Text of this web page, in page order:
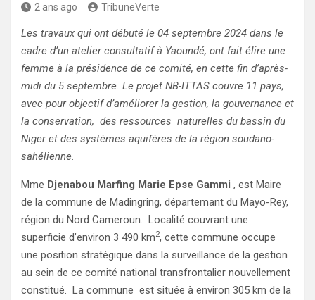
2 ans ago TribuneVerte
Les travaux qui ont débuté le 04 septembre 2024 dans le
cadre d’un atelier consultatif à Yaoundé, ont fait élire une
femme à la présidence de ce comité, en cette fin d’après-
midi du 5 septembre. Le projet NB-ITTAS couvre 11 pays,
avec pour objectif d’améliorer la gestion, la gouvernance et
la conservation, des ressources naturelles du bassin du
Niger et des systèmes aquifères de la région soudano-
sahélienne.
Mme Djenabou Marfing Marie Epse Gammi , est Maire
de la commune de Madingring, départemant du Mayo-Rey,
région du Nord Cameroun. Localité couvrant une
superficie d’environ 3 490 km2, cette commune occupe
une position stratégique dans la surveillance de la gestion
au sein de ce comité national transfrontalier nouvellement
constitué. La commune est située à environ 305 km de la